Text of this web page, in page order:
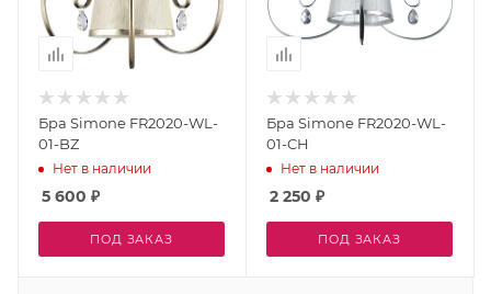
Бра Simone FR2020-WL-
01-BZ
Нет в наличии
5 600 ₽
ПОД ЗАКАЗ
Бра Simone FR2020-WL-
01-CH
Нет в наличии
2 250 ₽
ПОД ЗАКАЗ